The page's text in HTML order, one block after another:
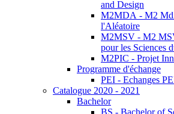
and Design
M2MDA - M2
l'Aléatoire
M2MSV - M2
pour les Sciences
M2PIC - Projet
Programme d'échange
PEI - Echanges
Catalogue 2020 - 2021
Bachelor
BS - Bachelor of